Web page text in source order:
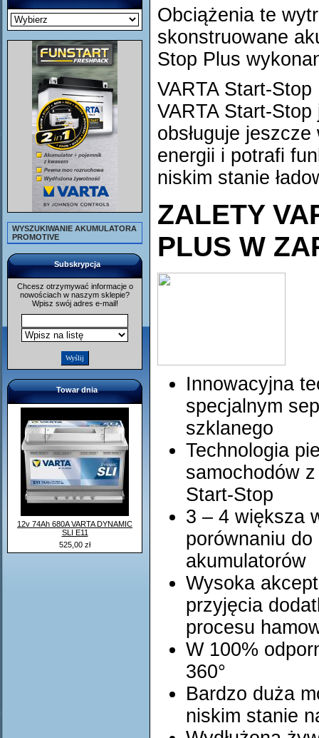
WYSZUKIWANIE AKUMULATORA
PROMOTIVE
Subskrypcja
Chcesz otrzymywać informacje o
nowościach w naszym sklepie?
Wpisz swój adres e-mail!
Towar dnia
12v 74Ah 680A VARTA DYNAMIC
SLI E11
525,00 zł
Obciążenia te
skonstruowane
Stop Plus
VARTA Start-
VARTA Start-
obsługuje
energii i potrafi
niskim stanie
ZALETY
PLUS W
Innowacyjna
specjalnym
szklanego
Technologia
samochodów
Start-Stop
3 – 4 większa
porównaniu
akumulatorów
Wysoka
przyjęcia
procesu
W 100%
360°
Bardzo duża
niskim stanie